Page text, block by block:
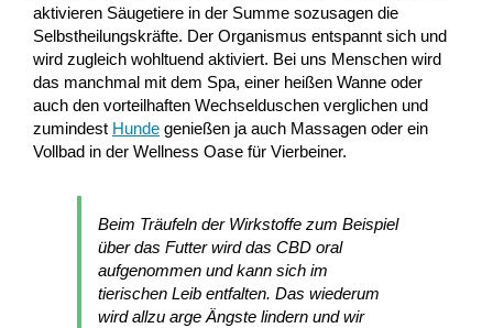
aktivieren Säugetiere in der Summe sozusagen die
Selbstheilungskräfte. Der Organismus entspannt sich und
wird zugleich wohltuend aktiviert. Bei uns Menschen wird
das manchmal mit dem Spa, einer heißen Wanne oder
auch den vorteilhaften Wechselduschen verglichen und
zumindest Hunde genießen ja auch Massagen oder ein
Vollbad in der Wellness Oase für Vierbeiner.
Beim Träufeln der Wirkstoffe zum Beispiel
über das Futter wird das CBD oral
aufgenommen und kann sich im
tierischen Leib entfalten. Das wiederum
wird allzu arge Ängste lindern und wir